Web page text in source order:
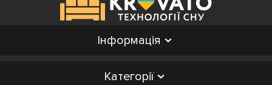
Інформація
Категорії